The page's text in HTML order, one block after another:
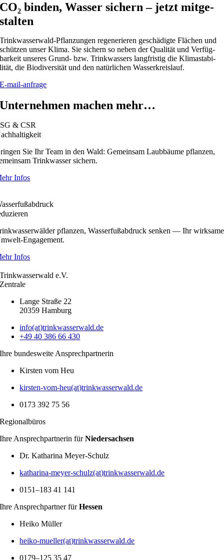
CO₂ binden, Wasser sichern – jetzt mitge­
stalten
Trinkwasserwald-Pflan­zungen regene­rieren geschä­digte Flächen und
schützen unser Klima. Sie sichern so neben der Qualität und Verfüg­
bar­keit unseres Grund- bzw. Trink­was­sers langfristig die Klima­sta­bi­
lität, die Biodi­ver­sität und den natür­li­chen Wasser­kreis­lauf.
E‑mail-anfrage
Unter­nehmen machen mehr…
& CSR
Sie Ihr Team in den Wald: Gemeinsam Laubbäume pflanzen,
Trink­wasser sichern.
Infos
pflanzen, Wasser­fuß­ab­druck senken — Ihr
Engage­ment.
Infos
Trinkwasserwald e.V.
Zentrale
Lange Straße 22
20359 Hamburg
info(at)trinkwasserwald.de
+49 40 386 66 430
Ihre bundes­weite Ansprech­part­nerin
Kirsten vom Heu
kirsten-vom-heu(at)trinkwasserwald.de
0173 392 75 56
Regio­nal­büros
Ihre Ansprech­part­nerin fürNieder­sachsen
Dr. Katha­rina Meyer-Schulz
katharina-meyer-schulz(at)trinkwasserwald.de
0151–183 41 141
Ihre Ansprech­partner fürHessen
Heiko Müller
heiko-mueller(at)trinkwasserwald.de
0179–125 35 47